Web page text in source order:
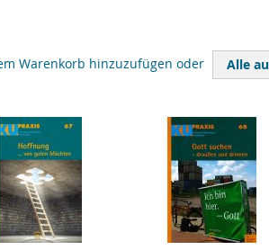
Warenkorb hinzuzufügen oder Alle